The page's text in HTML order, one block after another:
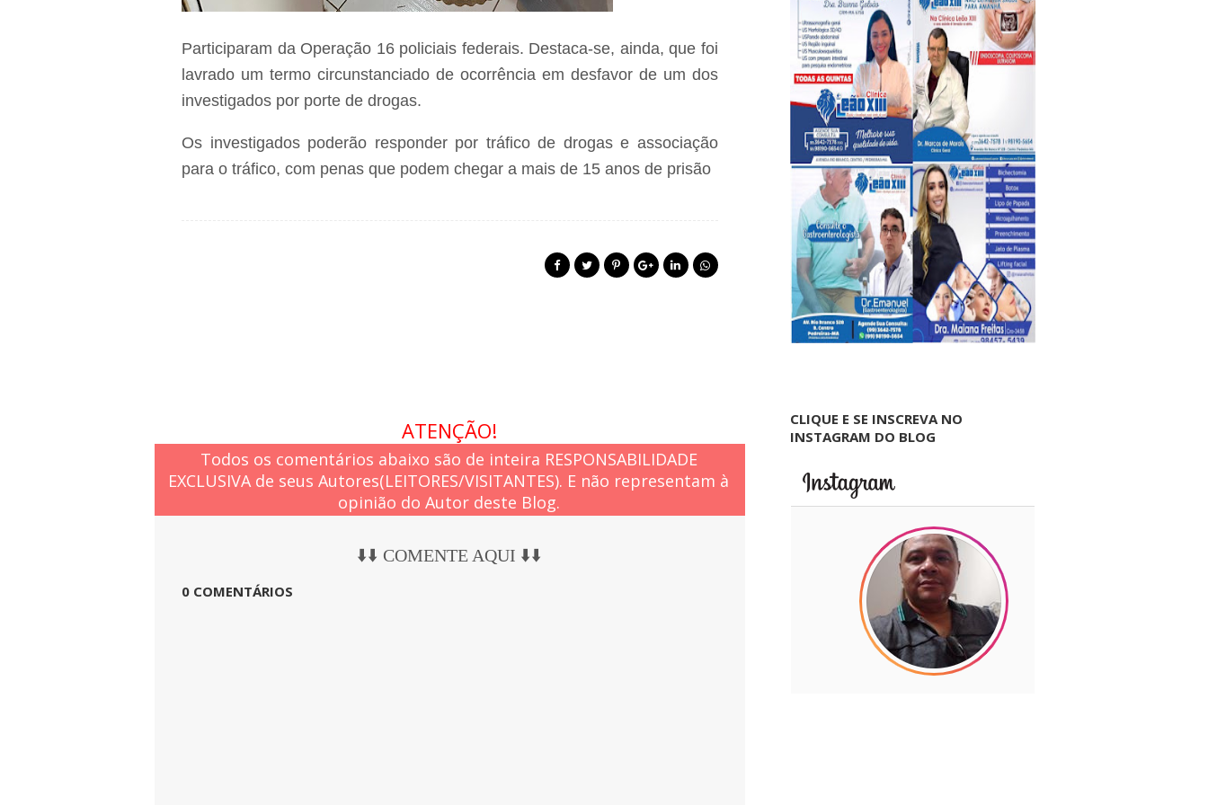
Participaram da Operação 16 policiais federais. Destaca-se, ainda, que foi
lavrado um termo circunstanciado de ocorrência em desfavor de um dos
investigados por porte de drogas.
Os investigados poderão responder por tráfico de drogas e associação
para o tráfico, com penas que podem chegar a mais de 15 anos de prisão
ATENÇÃO!
Todos os comentários abaixo são de inteira RESPONSABILIDADE
EXCLUSIVA de seus Autores(LEITORES/VISITANTES). E não representam à
opinião do Autor deste Blog.
⬇️⬇️ COMENTE AQUI ⬇️⬇️
0 COMENTÁRIOS
CLIQUE E SE INSCREVA NO
INSTAGRAM DO BLOG